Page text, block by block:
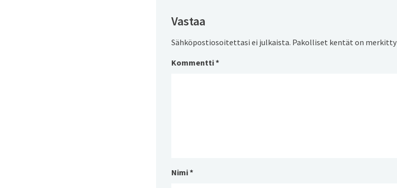
Vastaa
Sähköpostiosoitettasi ei julkaista. Pakolliset kentät on merkitty
Kommentti*
Nimi*